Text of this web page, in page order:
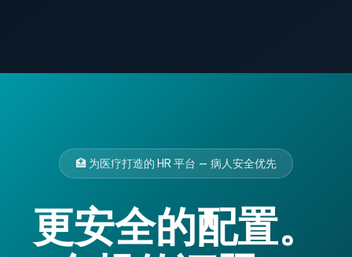
🏥 为医疗打造的 HR 平台 — 病人安全优先
更安全的配置。